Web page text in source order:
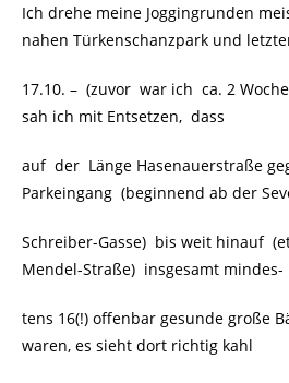
Ich drehe meine Joggingrunden
nahen Türkenschanzpark und
17.10. – (zuvor war ich ca. 2
sah ich mit Entsetzen, dass
auf der Länge Hasenauerstraße
Parkeingang (beginnend ab der
Schreiber-Gasse) bis weit hinauf
Mendel-Straße) insgesamt mindes-
tens 16(!) offenbar gesunde große
waren, es sieht dort richtig kahl